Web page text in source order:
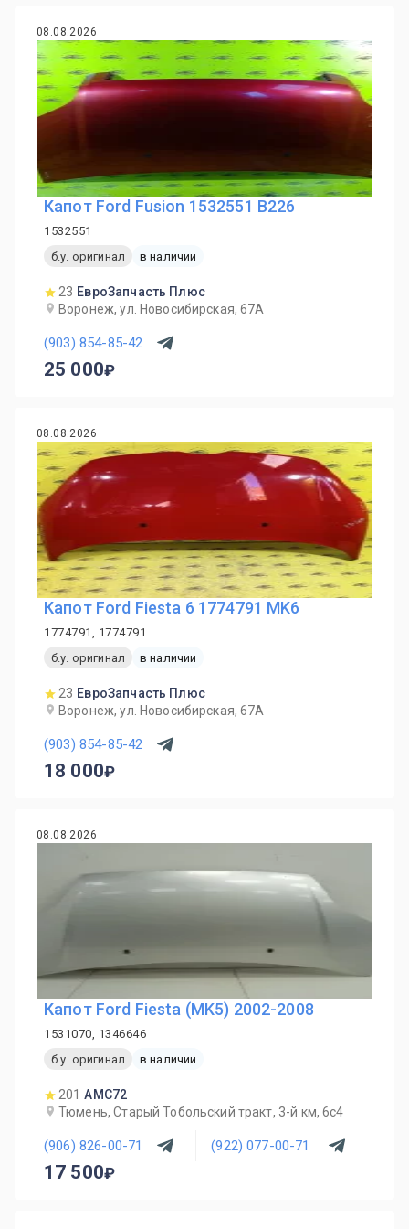
08.08.2026
Капот Ford Fusion 1532551 B226
1532551
б.у. оригинал
в наличии
23 ЕвроЗапчасть Плюс
Воронеж, ул. Новосибирская, 67А
(903) 854-85-42
25 000
08.08.2026
Капот Ford Fiesta 6 1774791 MK6
1774791, 1774791
б.у. оригинал
в наличии
23 ЕвроЗапчасть Плюс
Воронеж, ул. Новосибирская, 67А
(903) 854-85-42
18 000
08.08.2026
Капот Ford Fiesta (MK5) 2002-2008
1531070, 1346646
б.у. оригинал
в наличии
201 AMC72
Тюмень, Старый Тобольский тракт, 3-й км, 6с4
(906) 826-00-71 (922) 077-00-71
17 500